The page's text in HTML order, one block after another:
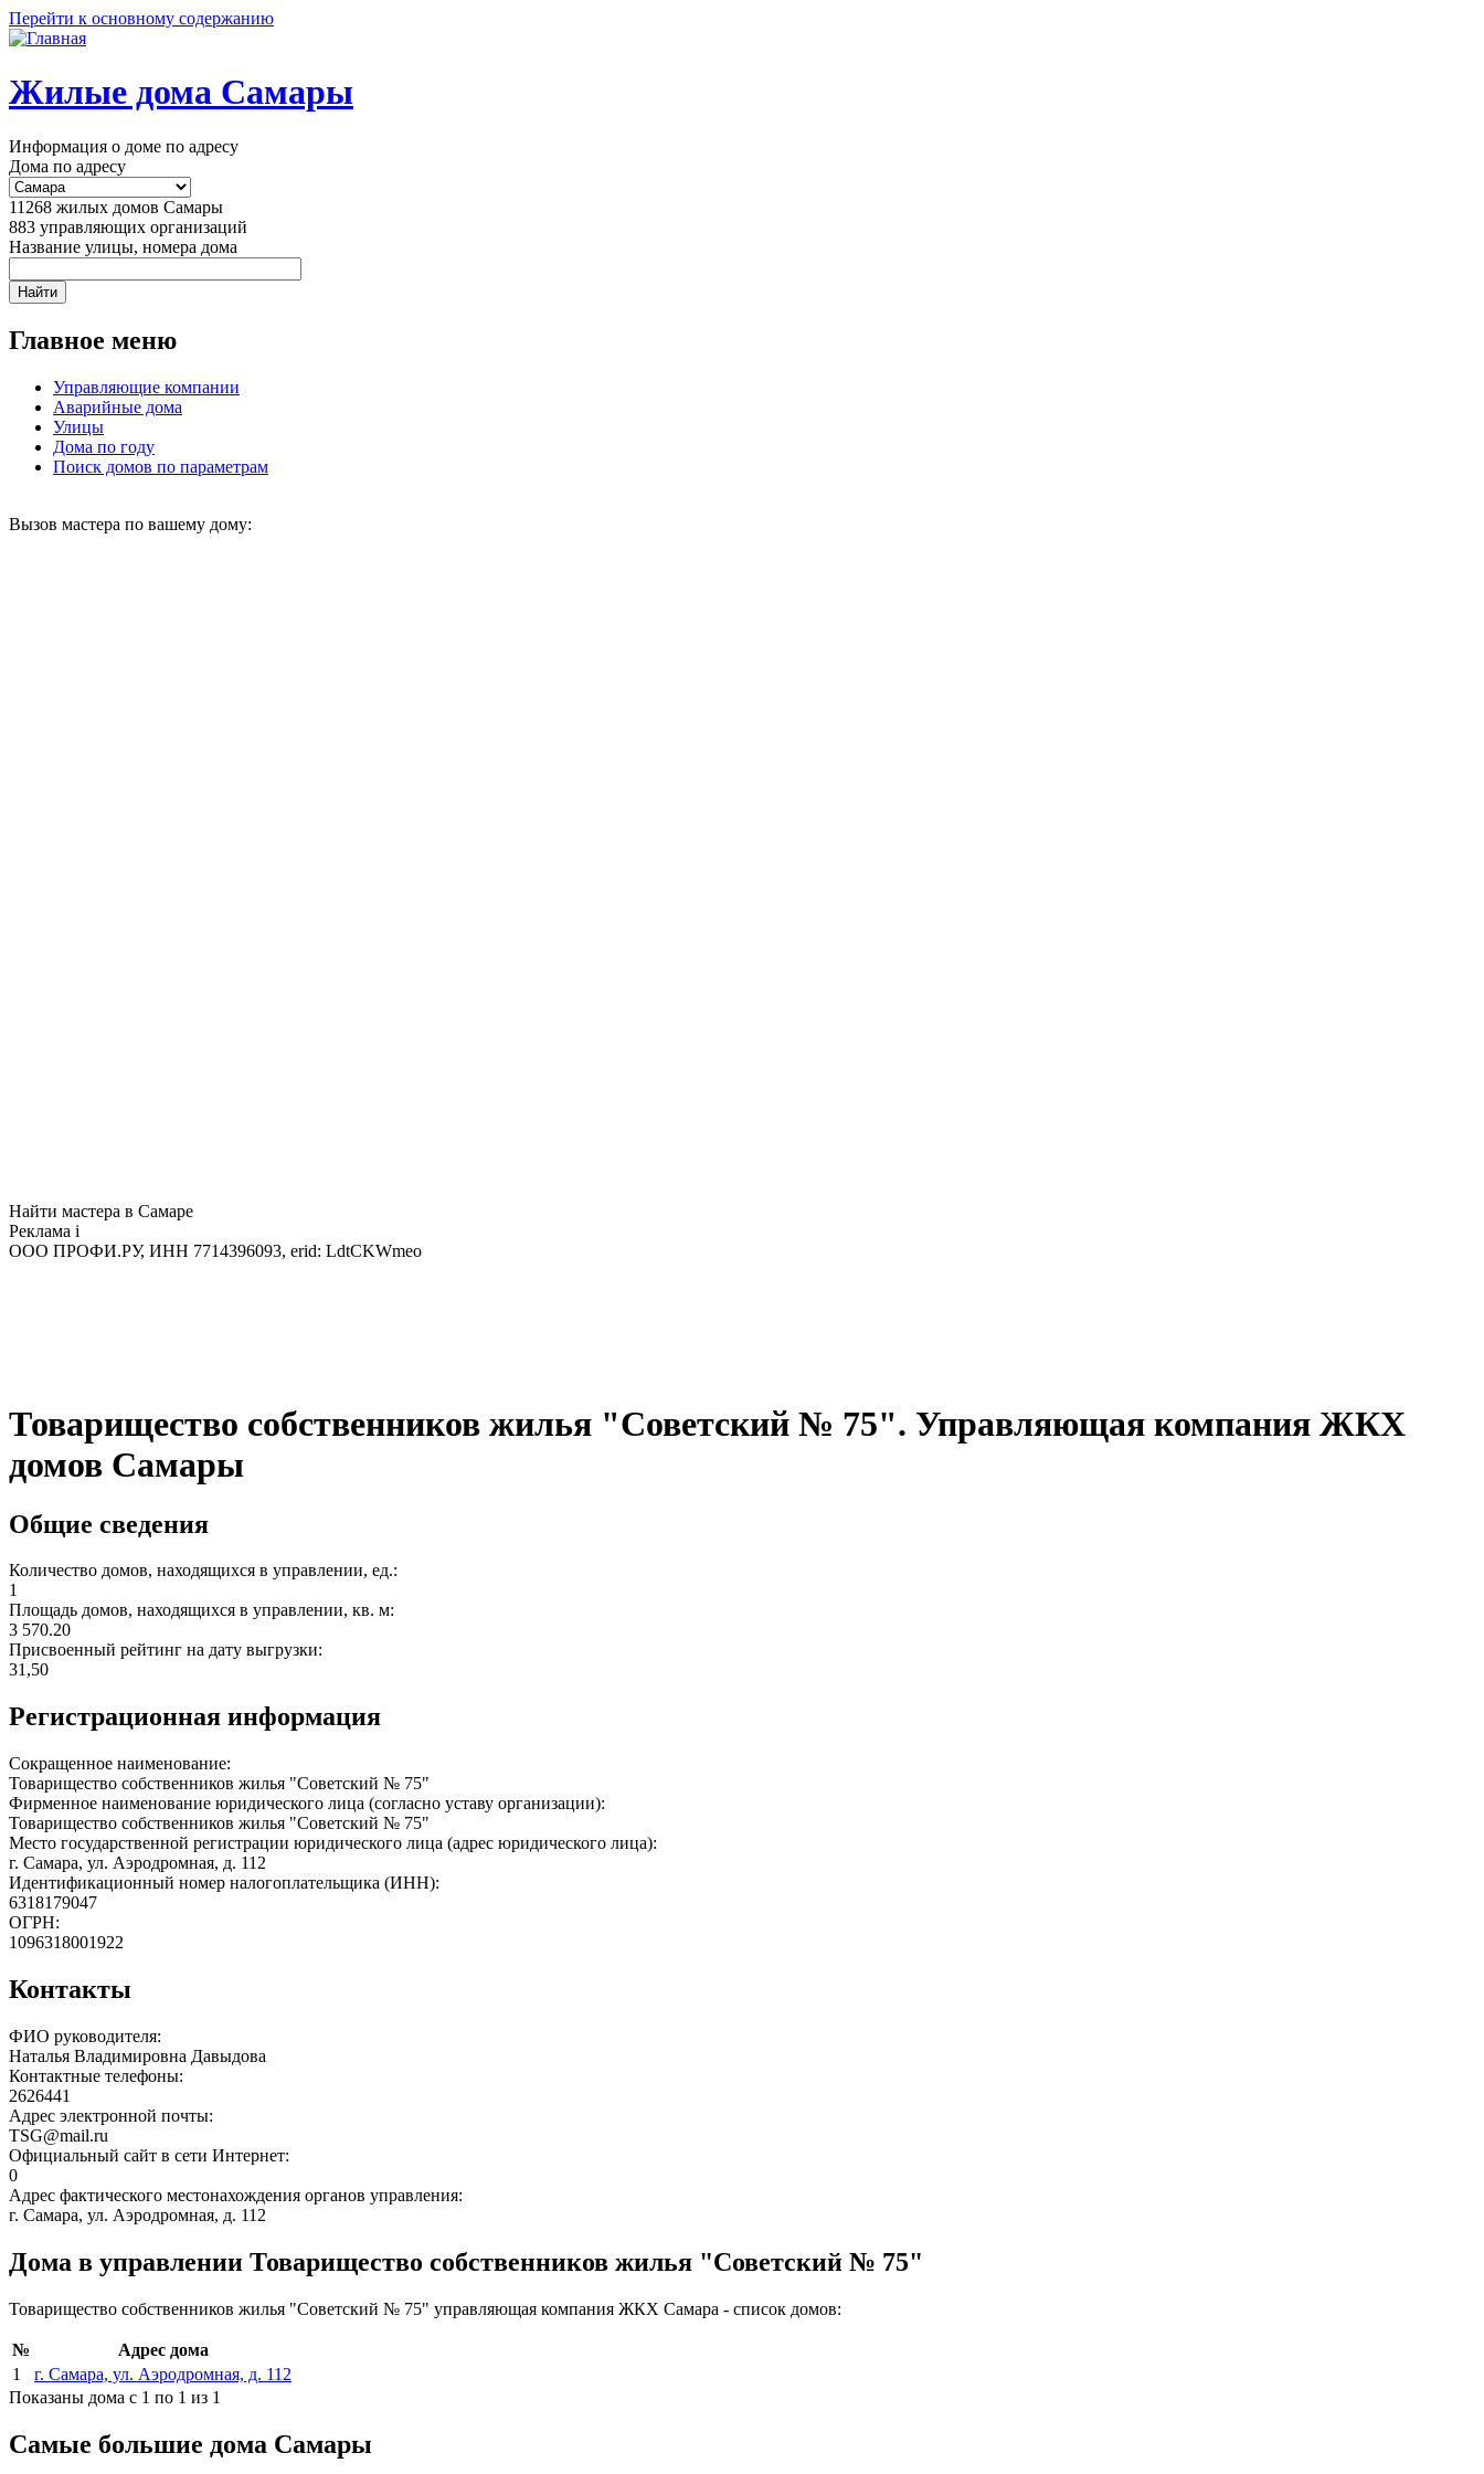
Перейти к основному содержанию
Жилые дома Самары
Информация о доме по адресу
Дома по адресу
11268 жилых домов Самары
883 управляющих организаций
Название улицы, номера дома
Главное меню
Управляющие компании
Аварийные дома
Улицы
Дома по году
Поиск домов по параметрам
Вызов мастера по вашему дому:
Найти мастера в Самаре
Реклама i
ООО ПРОФИ.РУ, ИНН 7714396093, erid: LdtCKWmeo
Товарищество собственников жилья "Советский № 75". Управляющая компания ЖКХ
домов Самары
Общие сведения
Количество домов, находящихся в управлении, ед.:
1
Площадь домов, находящихся в управлении, кв. м:
3 570.20
Присвоенный рейтинг на дату выгрузки:
31,50
Регистрационная информация
Сокращенное наименование:
Товарищество собственников жилья "Советский № 75"
Фирменное наименование юридического лица (согласно уставу организации):
Товарищество собственников жилья "Советский № 75"
Место государственной регистрации юридического лица (адрес юридического лица):
г. Самара, ул. Аэродромная, д. 112
Идентификационный номер налогоплательщика (ИНН):
6318179047
ОГРН:
1096318001922
Контакты
ФИО руководителя:
Наталья Владимировна Давыдова
Контактные телефоны:
2626441
Адрес электронной почты:
TSG@mail.ru
Официальный сайт в сети Интернет:
0
Адрес фактического местонахождения органов управления:
г. Самара, ул. Аэродромная, д. 112
Дома в управлении Товарищество собственников жилья "Советский № 75"
Товарищество собственников жилья "Советский № 75" управляющая компания ЖКХ Самара - список домов:
№
Адрес дома
1
г. Самара, ул. Аэродромная, д. 112
Показаны дома с 1 по 1 из 1
Самые большие дома Самары